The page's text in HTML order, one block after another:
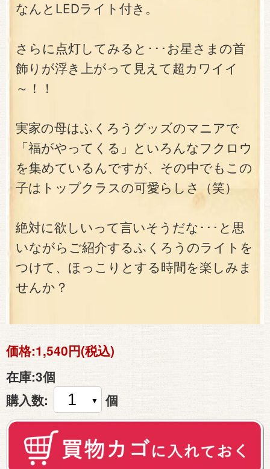
なんとLEDライト付き。
さらに点灯してみると･･･お星さまの首
飾りが浮き上がって見えて超カワイイ
～！！
実家の母はふくろうグッズのマニアで
「福がやってくる」といろんなフクロウ
を集めているんですが、その中でもこの
子はトップクラスの可愛らしさ（笑）
絶対に欲しいって言いそうだな･･･と思
いながらご紹介するふくろうのライトを
つけて、ほっこりとする時間を楽しみま
せんか？
価格:1,540円(税込)
在庫:3個
購入数:
個